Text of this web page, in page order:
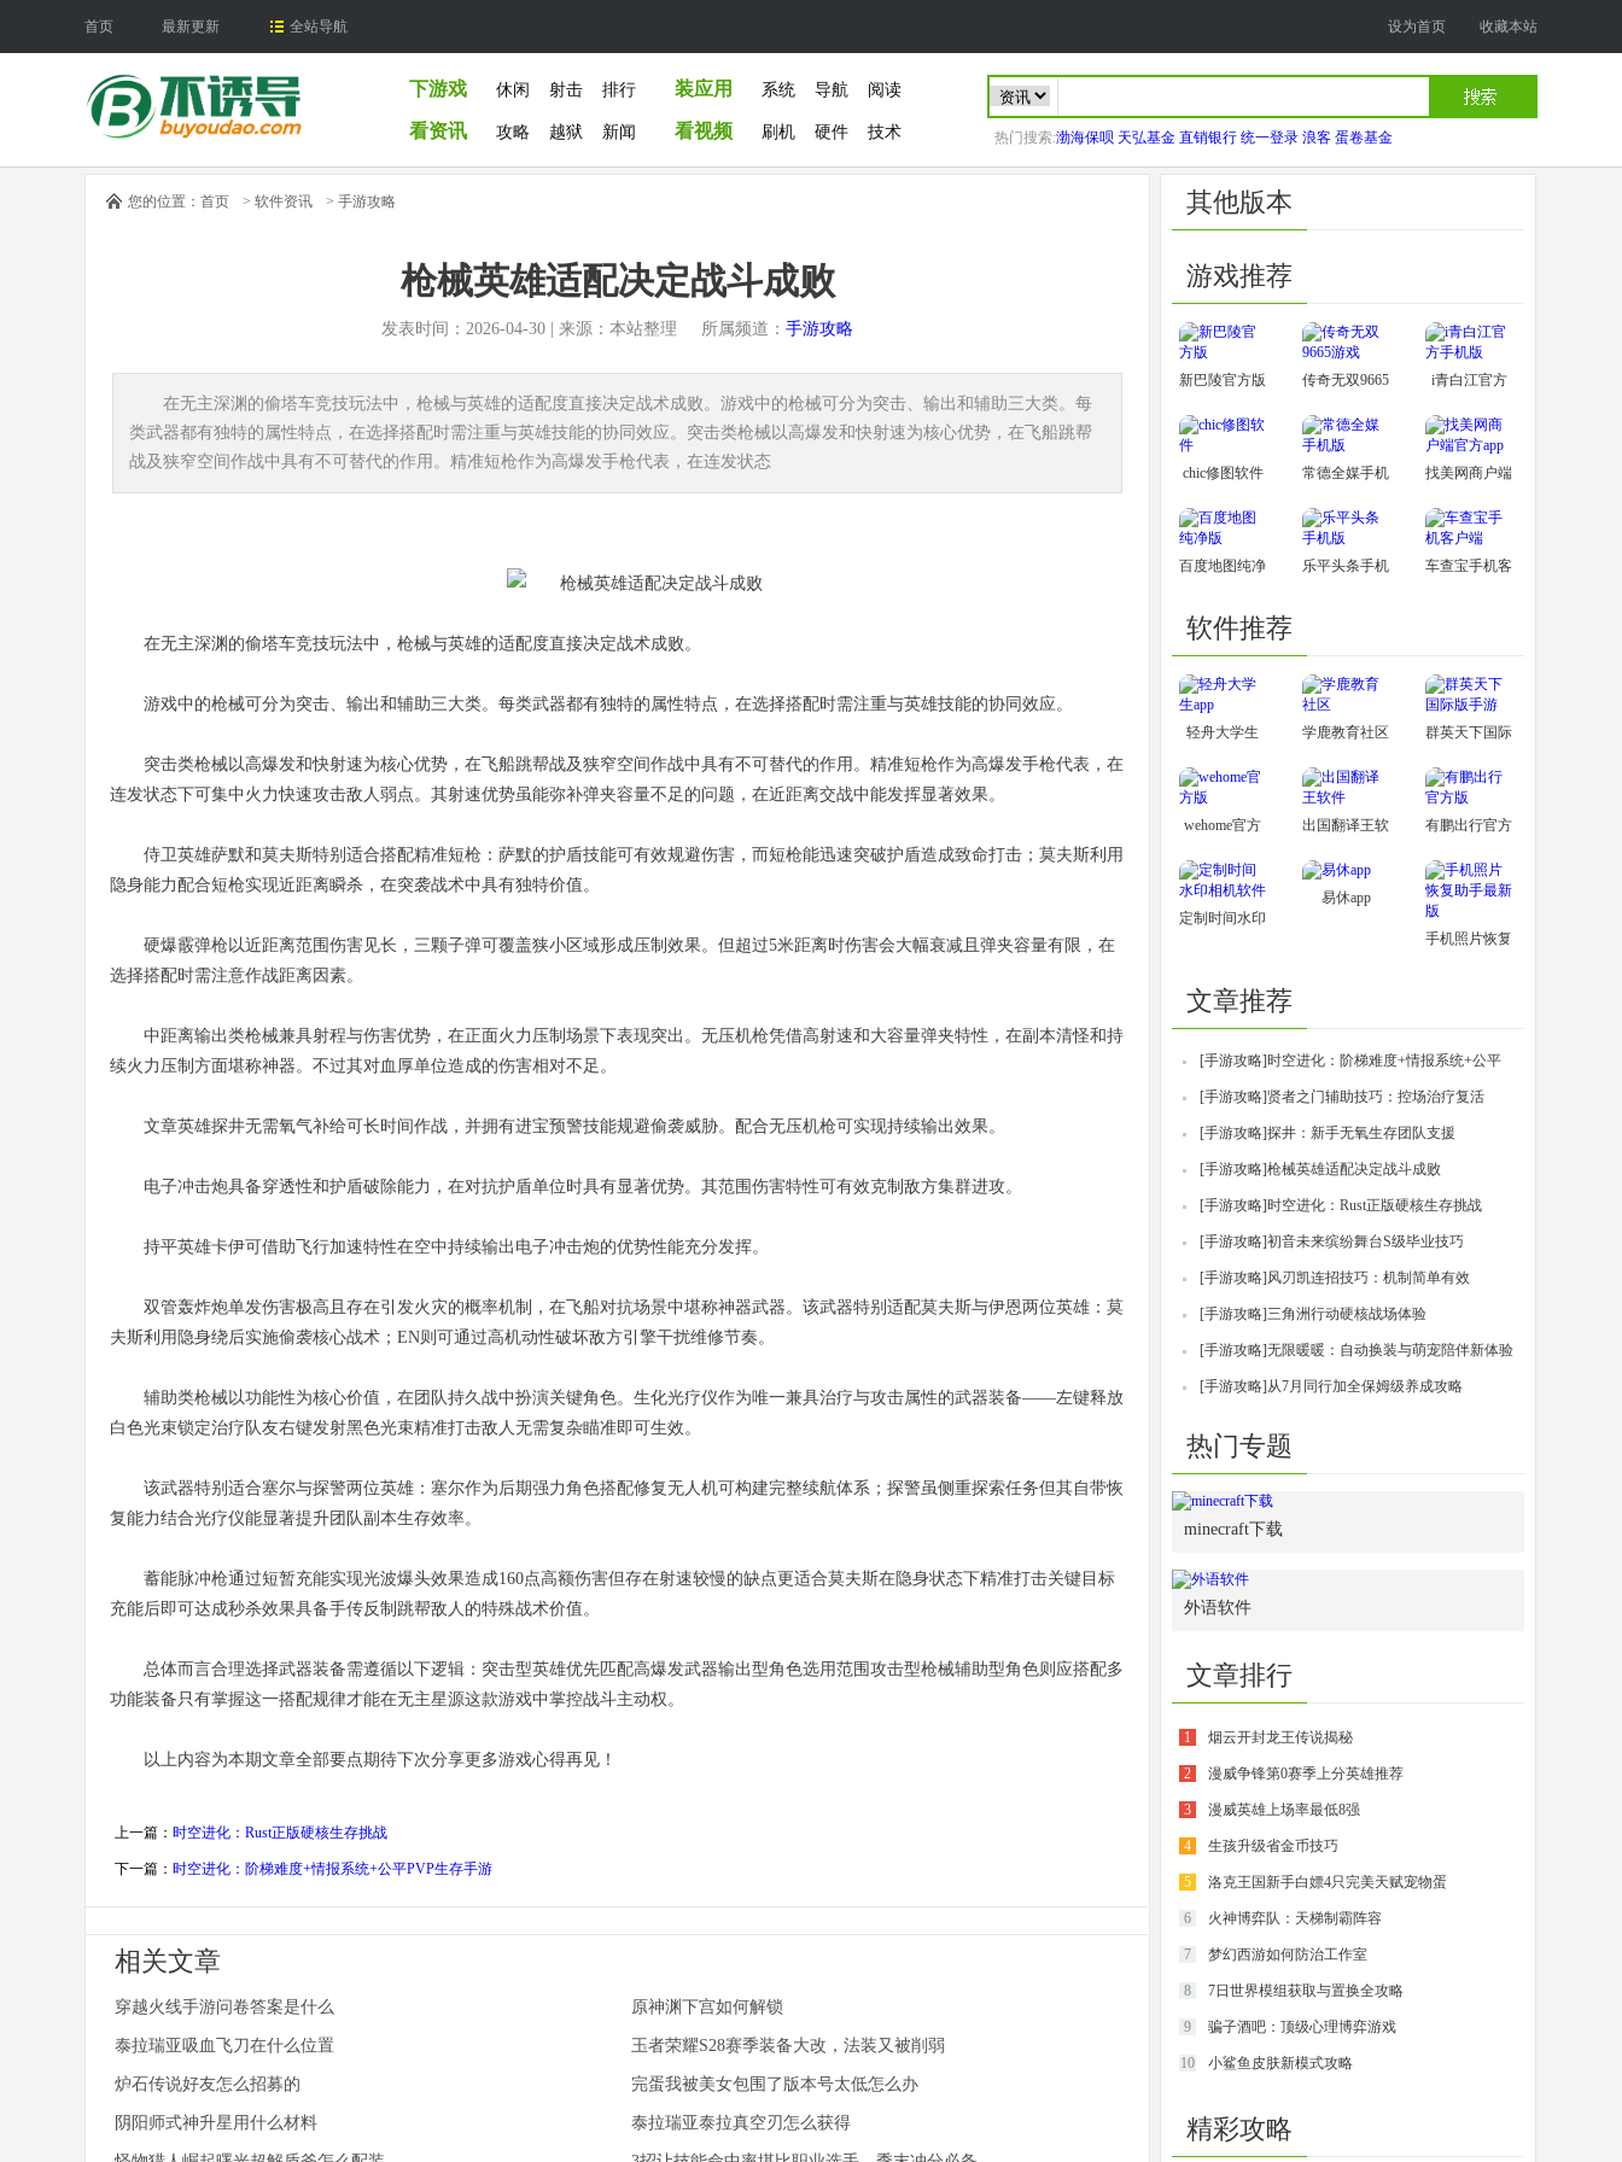
首页 最新更新 全站导航 设为首页 收藏本站
下游戏 休闲 射击 排行 装应用 系统 导航 阅读
看资讯 攻略 越狱 新闻 看视频 刷机 硬件 技术 热门搜索:渤海保呗 天弘基金 直销银行 统一登录 浪客 蛋卷基金
您的位置： 首页 > 软件资讯 > 手游攻略
枪械英雄适配决定战斗成败
发表时间：2026-04-30 | 来源：本站整理 所属频道： 手游攻略
在无主深渊的偷塔车竞技玩法中，枪械与英雄的适配度直接决定战术成败。游戏中的枪械可分为突击、输出和辅助三大类。每
类武器都有独特的属性特点，在选择搭配时需注重与英雄技能的协同效应。突击类枪械以高爆发和快射速为核心优势，在飞船跳帮
战及狭窄空间作战中具有不可替代的作用。精准短枪作为高爆发手枪代表，在连发状态
在无主深渊的偷塔车竞技玩法中，枪械与英雄的适配度直接决定战术成败。
游戏中的枪械可分为突击、输出和辅助三大类。每类武器都有独特的属性特点，在选择搭配时需注重与英雄技能的协同效应。
突击类枪械以高爆发和快射速为核心优势，在飞船跳帮战及狭窄空间作战中具有不可替代的作用。精准短枪作为高爆发手枪代表，在
连发状态下可集中火力快速攻击敌人弱点。其射速优势虽能弥补弹夹容量不足的问题，在近距离交战中能发挥显著效果。
侍卫英雄萨默和莫夫斯特别适合搭配精准短枪：萨默的护盾技能可有效规避伤害，而短枪能迅速突破护盾造成致命打击；莫夫斯利用
隐身能力配合短枪实现近距离瞬杀，在突袭战术中具有独特价值。
硬爆霰弹枪以近距离范围伤害见长，三颗子弹可覆盖狭小区域形成压制效果。但超过5米距离时伤害会大幅衰减且弹夹容量有限，在
选择搭配时需注意作战距离因素。
中距离输出类枪械兼具射程与伤害优势，在正面火力压制场景下表现突出。无压机枪凭借高射速和大容量弹夹特性，在副本清怪和持
续火力压制方面堪称神器。不过其对血厚单位造成的伤害相对不足。
文章英雄探井无需氧气补给可长时间作战，并拥有进宝预警技能规避偷袭威胁。配合无压机枪可实现持续输出效果。
电子冲击炮具备穿透性和护盾破除能力，在对抗护盾单位时具有显著优势。其范围伤害特性可有效克制敌方集群进攻。
持平英雄卡伊可借助飞行加速特性在空中持续输出电子冲击炮的优势性能充分发挥。
双管轰炸炮单发伤害极高且存在引发火灾的概率机制，在飞船对抗场景中堪称神器武器。该武器特别适配莫夫斯与伊恩两位英雄：莫
夫斯利用隐身绕后实施偷袭核心战术；EN则可通过高机动性破坏敌方引擎干扰维修节奏。
辅助类枪械以功能性为核心价值，在团队持久战中扮演关键角色。生化光疗仪作为唯一兼具治疗与攻击属性的武器装备——左键释放
白色光束锁定治疗队友右键发射黑色光束精准打击敌人无需复杂瞄准即可生效。
该武器特别适合塞尔与探警两位英雄：塞尔作为后期强力角色搭配修复无人机可构建完整续航体系；探警虽侧重探索任务但其自带恢
复能力结合光疗仪能显著提升团队副本生存效率。
蓄能脉冲枪通过短暂充能实现光波爆头效果造成160点高额伤害但存在射速较慢的缺点更适合莫夫斯在隐身状态下精准打击关键目标
充能后即可达成秒杀效果具备手传反制跳帮敌人的特殊战术价值。
总体而言合理选择武器装备需遵循以下逻辑：突击型英雄优先匹配高爆发武器输出型角色选用范围攻击型枪械辅助型角色则应搭配多
功能装备只有掌握这一搭配规律才能在无主星源这款游戏中掌控战斗主动权。
以上内容为本期文章全部要点期待下次分享更多游戏心得再见！
上一篇： 时空进化：Rust正版硬核生存挑战
下一篇： 时空进化：阶梯难度+情报系统+公平PVP生存手游
相关文章
穿越火线手游问卷答案是什么 原神渊下宫如何解锁
泰拉瑞亚吸血飞刀在什么位置 王者荣耀S28赛季装备大改，法装又被削弱
炉石传说好友怎么招募的 完蛋我被美女包围了版本号太低怎么办
阴阳师式神升星用什么材料 泰拉瑞亚泰拉真空刃怎么获得
其他版本
游戏推荐
新巴陵官方版
传奇无双9665
游戏
i青白江官方
手机版
chic修图软件
常德全媒手机
版
找美网商户端
官方app
百度地图纯净
乐平头条手机
车查宝手机客
软件推荐
轻舟大学生
学鹿教育社区
群英天下国际
版手游
wehome官方
版
出国翻译王软
件
有鹏出行官方
版
定制时间水印
易休app
手机照片恢复
文章推荐
[手游攻略]时空进化：阶梯难度+情报系统+公平
PVP生存手游
[手游攻略]贤者之门辅助技巧：控场治疗复活
[手游攻略]探井：新手无氧生存团队支援
[手游攻略]枪械英雄适配决定战斗成败
[手游攻略]时空进化：Rust正版硬核生存挑战
[手游攻略]初音未来缤纷舞台S级毕业技巧
[手游攻略]风刃凯连招技巧：机制简单有效
[手游攻略]三角洲行动硬核战场体验
[手游攻略]无限暖暖：自动换装与萌宠陪伴新体验
[手游攻略]从7月同行加全保姆级养成攻略
热门专题
minecraft下载
外语软件
文章排行
1 烟云开封龙王传说揭秘
2 漫威争锋第0赛季上分英雄推荐
3 漫威英雄上场率最低8强
4 生孩升级省金币技巧
5 洛克王国新手白嫖4只完美天赋宠物蛋
6 火神博弈队：天梯制霸阵容
7 梦幻西游如何防治工作室
8 7日世界模组获取与置换全攻略
9 骗子酒吧：顶级心理博弈游戏
10 小鲨鱼皮肤新模式攻略
精彩攻略